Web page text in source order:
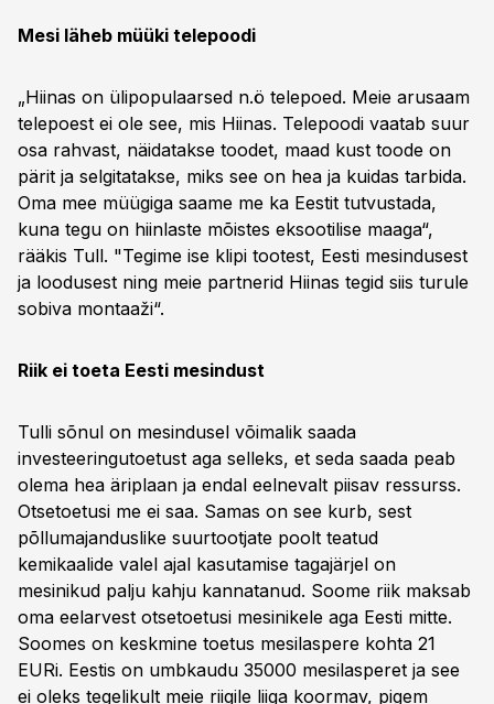
Mesi läheb müüki telepoodi
„Hiinas on ülipopulaarsed n.ö telepoed. Meie arusaam
telepoest ei ole see, mis Hiinas. Telepoodi vaatab suur
osa rahvast, näidatakse toodet, maad kust toode on
pärit ja selgitatakse, miks see on hea ja kuidas tarbida.
Oma mee müügiga saame me ka Eestit tutvustada,
kuna tegu on hiinlaste mõistes eksootilise maaga“,
rääkis Tull. "Tegime ise klipi tootest, Eesti mesindusest
ja loodusest ning meie partnerid Hiinas tegid siis turule
sobiva montaaži“.
Riik ei toeta Eesti mesindust
Tulli sõnul on mesindusel võimalik saada
investeeringutoetust aga selleks, et seda saada peab
olema hea äriplaan ja endal eelnevalt piisav ressurss.
Otsetoetusi me ei saa. Samas on see kurb, sest
põllumajanduslike suurtootjate poolt teatud
kemikaalide valel ajal kasutamise tagajärjel on
mesinikud palju kahju kannatanud. Soome riik maksab
oma eelarvest otsetoetusi mesinikele aga Eesti mitte.
Soomes on keskmine toetus mesilaspere kohta 21
EURi. Eestis on umbkaudu 35000 mesilasperet ja see
ei oleks tegelikult meie riigile liiga koormav, pigem